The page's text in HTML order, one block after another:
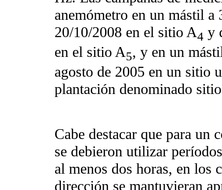
anemómetro en un mástil
20/10/2008 en el sitio A4 y
en el sitio A5, y en un
agosto de 2005 en un sitio
plantación denominado
Cabe destacar que para un
se debieron utilizar
al menos dos horas, en los
dirección se mantuvieran